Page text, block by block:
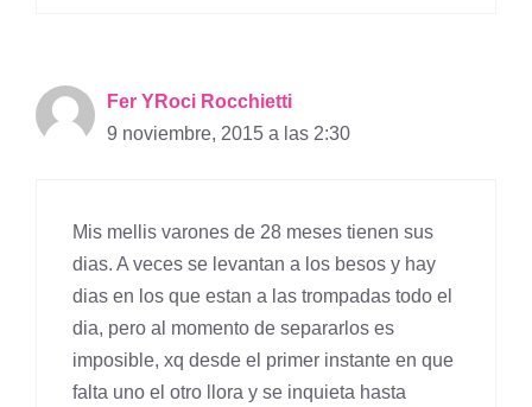
Fer YRoci Rocchietti
9 noviembre, 2015 a las 2:30
Mis mellis varones de 28 meses tienen sus
dias. A veces se levantan a los besos y hay
dias en los que estan a las trompadas todo el
dia, pero al momento de separarlos es
imposible, xq desde el primer instante en que
falta uno el otro llora y se inquieta hasta